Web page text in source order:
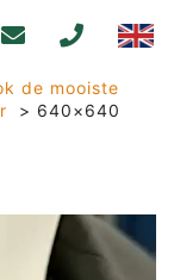
de mooiste
> 640×640